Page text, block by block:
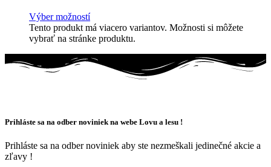
Výber možností
Tento produkt má viacero variantov. Možnosti si môžete
vybrať na stránke produktu.
Prihláste sa na odber noviniek na webe Lovu a lesu !
Prihláste sa na odber noviniek aby ste nezmeškali jedinečné akcie a
zľavy !